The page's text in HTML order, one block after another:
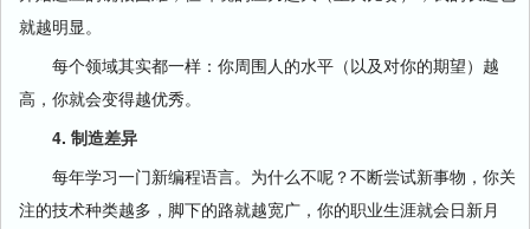
就越明显。
每个领域其实都一样：你周围人的水平（以及对你的期望）越
高，你就会变得越优秀。
4. 制造差异
每年学习一门新编程语言。为什么不呢？不断尝试新事物，你关
注的技术种类越多，脚下的路就越宽广，你的职业生涯就会日新月